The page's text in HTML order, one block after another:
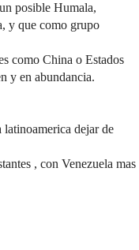
posible Humala,
y que como grupo
como China o Estados
y en abundancia.
latinoamerica dejar de
, con Venezuela mas